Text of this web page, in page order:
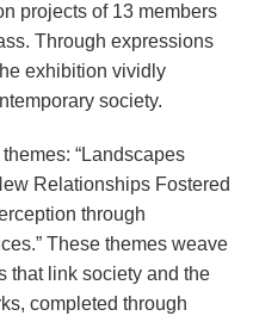
projects of 13 members
Through expressions
exhibition vividly
society.
“Landscapes
Relationships Fostered
through
These themes weave
that link society and the
completed through